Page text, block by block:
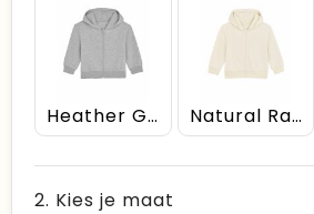
Heather Grey Natural Raw
2. Kies je maat